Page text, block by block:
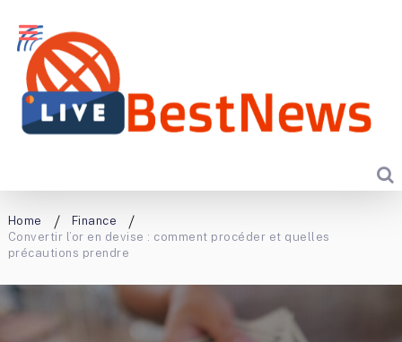
Home
Finance
Convertir l’or en devise : comment procéder et quelles
précautions prendre